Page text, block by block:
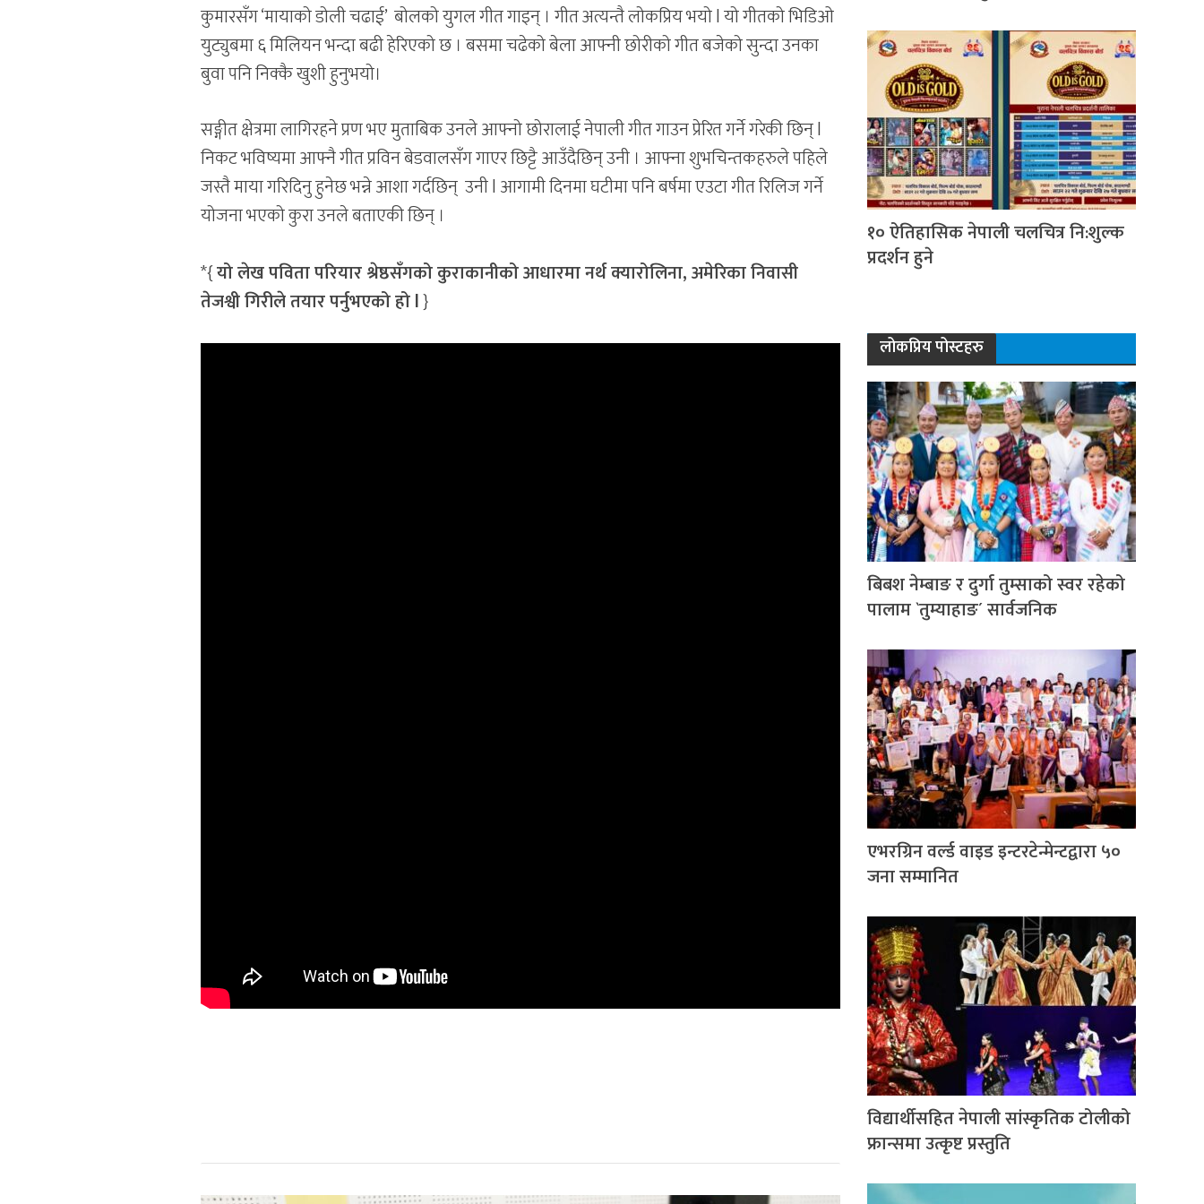
कुमारसँग ‘मायाको डोली चढाई’ बोलको युगल गीत गाइन् । गीत अत्यन्तै लोकप्रिय भयो l यो गीतको भिडिओ
युट्युबमा ६ मिलियन भन्दा बढी हेरिएको छ । बसमा चढेको बेला आफ्नी छोरीको गीत बजेको सुन्दा उनका
बुवा पनि निक्कै खुशी हुनुभयो।
सङ्गीत क्षेत्रमा लागिरहने प्रण भए मुताबिक उनले आफ्नो छोरालाई नेपाली गीत गाउन प्रेरित गर्ने गरेकी छिन् l
निकट भविष्यमा आफ्नै गीत प्रविन बेडवालसँग गाएर छिट्टै आउँदैछिन् उनी । आफ्ना शुभचिन्तकहरुले पहिले
जस्तै माया गरिदिनु हुनेछ भन्ने आशा गर्दछिन् उनी l आगामी दिनमा घटीमा पनि बर्षमा एउटा गीत रिलिज गर्ने
योजना भएको कुरा उनले बताएकी छिन् ।
*{यो लेख पविता परियार श्रेष्ठसँगको कुराकानीको आधारमा नर्थ क्यारोलिना, अमेरिका निवासी
तेजश्वी गिरीले तयार पर्नुभएको हो l}
१० ऐतिहासिक नेपाली चलचित्र नि:शुल्क
प्रदर्शन हुने
लोकप्रिय पोस्टहरु
बिबश नेम्बाङ र दुर्गा तुम्साको स्वर रहेको
पालाम `तुम्याहाङ´ सार्वजनिक
एभरग्रिन वर्ल्ड वाइड इन्टरटेन्मेन्टद्वारा ५०
जना सम्मानित
विद्यार्थीसहित नेपाली सांस्कृतिक टोलीको
फ्रान्समा उत्कृष्ट प्रस्तुति